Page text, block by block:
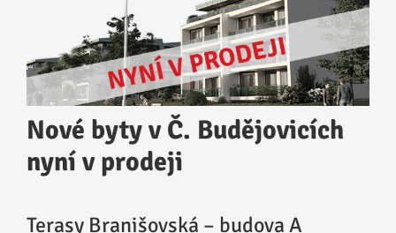
Nové byty v Č. Budějovicích
nyní v prodeji
Terasy Branišovská – budova A